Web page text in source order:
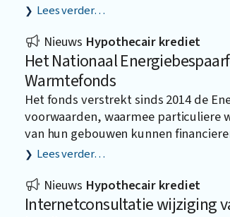
Lees verder…
Nieuws Hypothecair krediet
Het Nationaal
Warmtefonds
Het fonds verstrekt sinds 2014 de
voorwaarden, waarmee particuliere
van hun gebouwen kunnen
Lees verder…
Nieuws Hypothecair krediet
Internetconsultatie wijziging